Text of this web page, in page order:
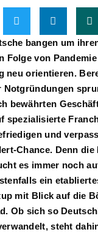
bangen um
Folge von
neu orientieren.
Notgründungen
bewährten
spezialisierte
und
Chance. Denn die
es immer noch
ein
mit Blick auf die
Ob sich so
steht